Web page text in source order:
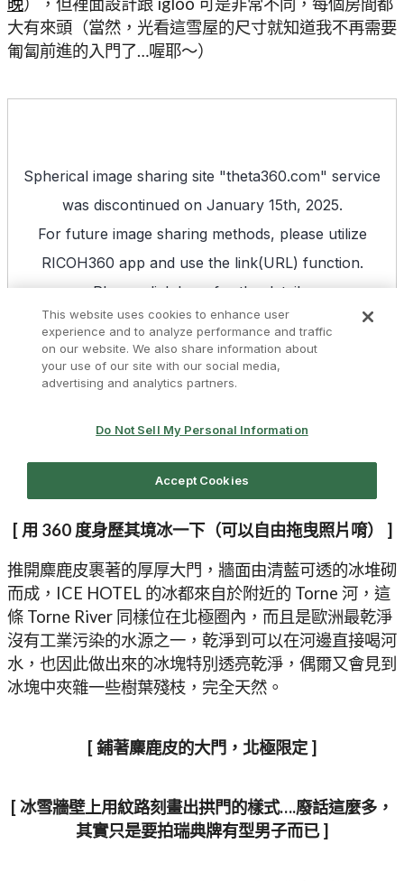
大有來頭（當然，光看這雪屋的尺寸就知道我不再需要
匍匐前進的入門了…喔耶～）
[ 用 360 度身歷其境冰一下（可以自由拖曳照片唷） ]
推開麋鹿皮裹著的厚厚大門，牆面由清藍可透的冰堆砌
而成，ICE HOTEL 的冰都來自於附近的 Torne 河，這
條 Torne River 同樣位在北極圈內，而且是歐洲最乾淨
沒有工業污染的水源之一，乾淨到可以在河邊直接喝河
水，也因此做出來的冰塊特別透亮乾淨，偶爾又會見到
冰塊中夾雜一些樹葉殘枝，完全天然。
[ 鋪著麋鹿皮的大門，北極限定 ]
[ 冰雪牆壁上用紋路刻畫出拱門的樣式….廢話這麼多，
其實只是要拍瑞典牌有型男子而已 ]